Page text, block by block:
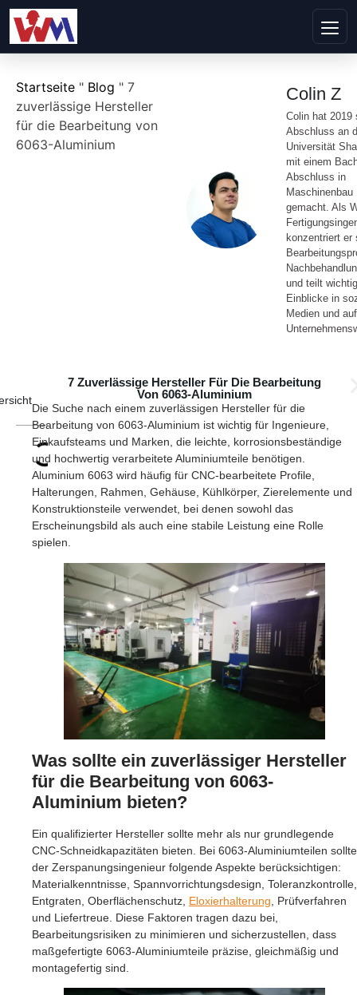
Startseite " Blog " 7
zuverlässige Hersteller
für die Bearbeitung von
6063-Aluminium
Colin Z
Colin hat 2019
Abschluss an
Universität
mit einem
Abschluss in
Maschinenbau
gemacht. Als
konzentriert er
und teilt
Einblicke in
Medien und
7 Zuverlässige Hersteller Für Die Bearbeitung
Von 6063-Aluminium
Die Suche nach einem zuverlässigen Hersteller für die
Bearbeitung von 6063-Aluminium ist wichtig für Ingenieure,
Einkaufsteams und Marken, die leichte, korrosionsbeständige
und hochwertig verarbeitete Aluminiumteile benötigen.
Aluminium 6063 wird häufig für CNC-bearbeitete Profile,
Halterungen, Rahmen, Gehäuse, Kühlkörper, Zierelemente und
Konstruktionsteile verwendet, bei denen sowohl das
Erscheinungsbild als auch eine stabile Leistung eine Rolle
spielen.
Was sollte ein zuverlässiger Hersteller
für die Bearbeitung von 6063-
Aluminium bieten?
Ein qualifizierter Hersteller sollte mehr als nur grundlegende
CNC-Schneidkapazitäten bieten. Bei 6063-Aluminiumteilen sollte
der Zerspanungsingenieur folgende Aspekte berücksichtigen:
Materialkenntnisse, Spannvorrichtungsdesign, Toleranzkontrolle,
Entgraten, Oberflächenschutz, Eloxierhalterung , Prüfverfahren
und Liefertreue. Diese Faktoren tragen dazu bei,
Bearbeitungsrisiken zu minimieren und sicherzustellen, dass
maßgefertigte 6063-Aluminiumteile präzise, gleichmäßig und
montagefertig sind.